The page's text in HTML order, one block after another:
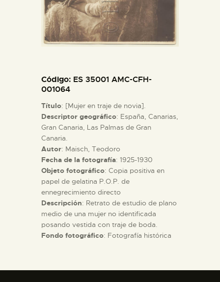
DIDÁCTICA
Código: ES 35001 AMC-CFH-
001064
Título: [Mujer en traje de novia].
Descriptor geográfico: España, Canarias,
Gran Canaria, Las Palmas de Gran
Canaria.
Autor: Maisch, Teodoro
Fecha de la fotografía: 1925-1930
Objeto fotográfico: Copia positiva en
papel de gelatina P.O.P. de
ennegrecimiento directo
Descripción: Retrato de estudio de plano
medio de una mujer no identificada
posando vestida con traje de boda.
Fondo fotográfico: Fotografía histórica